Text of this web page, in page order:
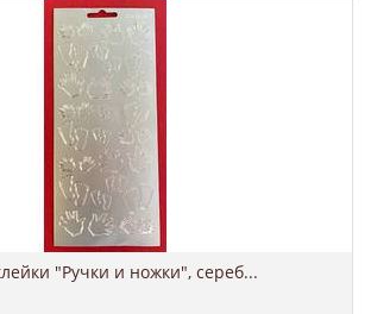
"Ручки и ножки", сереб...